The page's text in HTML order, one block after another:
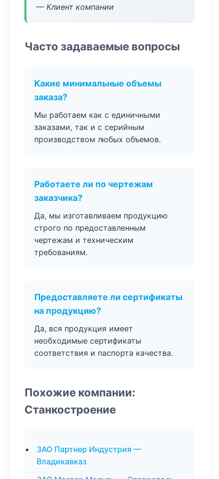
— Клиент компании
Часто задаваемые вопросы
Какие минимальные объемы
заказа?
Мы работаем как с единичными
заказами, так и с серийным
производством любых объемов.
Работаете ли по чертежам
заказчика?
Да, мы изготавливаем продукцию
строго по предоставленным
чертежам и техническим
требованиям.
Предоставляете ли сертификаты
на продукцию?
Да, вся продукция имеет
необходимые сертификаты
соответствия и паспорта качества.
Похожие компании:
Станкостроение
ЗАО Партнер Индустрия —
Владикавказ